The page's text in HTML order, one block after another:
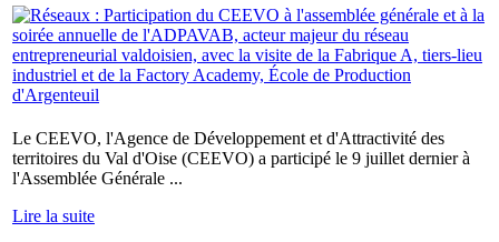
Le CEEVO, l'Agence de Développement et d'Attractivité des
territoires du Val d'Oise (CEEVO) a participé le 9 juillet dernier à
l'Assemblée Générale ...
Lire la suite